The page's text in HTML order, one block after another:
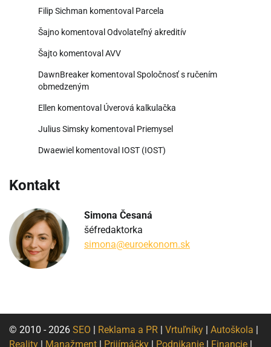
Filip Sichman komentoval Parcela
Šajno komentoval Odvolateľný akreditív
Šajto komentoval AVV
DawnBreaker komentoval Spoločnosť s ručením
obmedzeným
Ellen komentoval Úverová kalkulačka
Julius Simsky komentoval Priemysel
Dwaewiel komentoval IOST (IOST)
Kontakt
Simona Česaná
šéfredaktorka
simona@euroekonom.sk
© 2010 - 2026 SEO | Reklama a PR | Vrtuľníky | Autoškola |
Reality | Manažment | Prijímáčky | Podnikanie | Financie |